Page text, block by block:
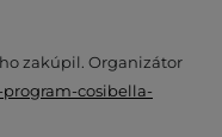
zakúpil. Organizátor
program-cosibella-